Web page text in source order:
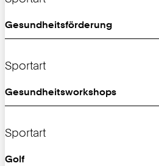
Gesundheitsförderung
Sportart
Gesundheitsworkshops
Sportart
Golf